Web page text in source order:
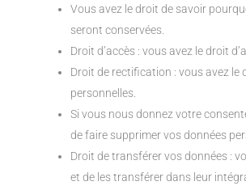
Vous avez le droit de savoir
seront conservées.
Droit d’accès : vous avez le droit
Droit de rectification : vous avez
personnelles.
Si vous nous donnez votre
de faire supprimer vos données
Droit de transférer vos données :
et de les transférer dans leur